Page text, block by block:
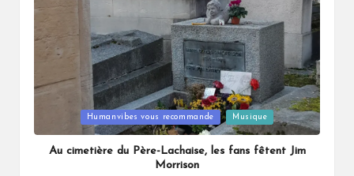
in
Humanvibes vous recommande Musique
Au cimetière du Père-Lachaise, les fans fêtent Jim
Morrison